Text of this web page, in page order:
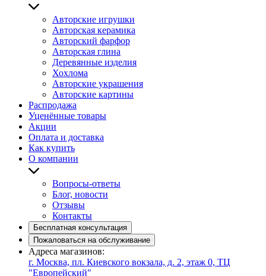
Авторские игрушки
Авторская керамика
Авторский фарфор
Авторская глина
Деревянные изделия
Хохлома
Авторские украшения
Авторские картины
Распродажа
Уценённые товары
Акции
Оплата и доставка
Как купить
О компании
Вопросы-ответы
Блог, новости
Отзывы
Контакты
Бесплатная консультация
Пожаловаться на обслуживание
Адреса магазинов:
г. Москва, пл. Киевского вокзала, д. 2, этаж 0, ТЦ
"Европейский"